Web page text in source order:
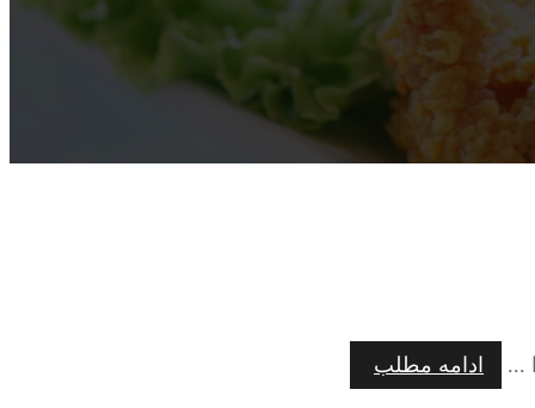
... ادامه مطلب